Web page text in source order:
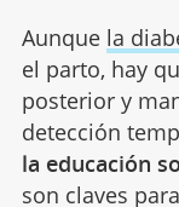
Aunque la
el parto, hay
posterior y
detección
la educación
son claves